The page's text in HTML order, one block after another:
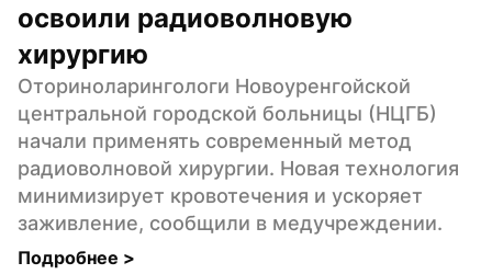
освоили радиоволновую
хирургию
Оториноларингологи Новоуренгойской
центральной городской больницы (НЦГБ)
начали применять современный метод
радиоволновой хирургии. Новая технология
минимизирует кровотечения и ускоряет
заживление, сообщили в медучреждении.
Подробнее >